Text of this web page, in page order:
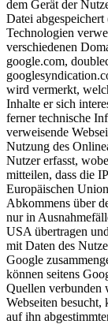
dem Gerät der
Datei
Technologien
verschiedenen
google.com,
wird vermerkt,
Inhalte er sich
ferner technische
verweisende
Nutzung des
Nutzer erfasst,
mitteilen, dass die
Europäischen
Abkommens über
nur in
USA übertragen
mit Daten des
Google
können seitens
Quellen verbunden
Webseiten besucht,
auf ihn